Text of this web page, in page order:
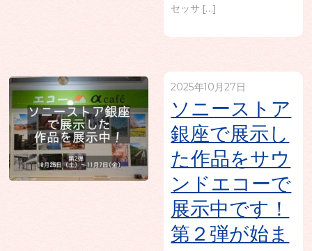
セッサ […]
2025年10月27日
ソニーストア
銀座で展示し
た作品をサウ
ンドエコーで
展示中です！
第２弾が始ま